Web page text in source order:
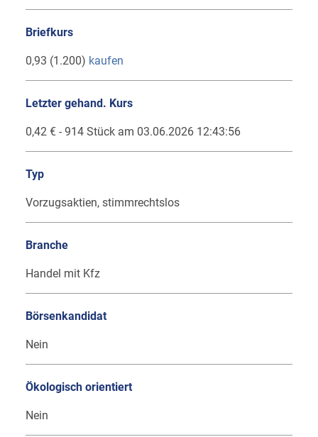
Briefkurs
0,93 (1.200) kaufen
Letzter gehand. Kurs
0,42 € - 914 Stück am 03.06.2026 12:43:56
Typ
Vorzugsaktien, stimmrechtslos
Branche
Handel mit Kfz
Börsenkandidat
Nein
Ökologisch orientiert
Nein